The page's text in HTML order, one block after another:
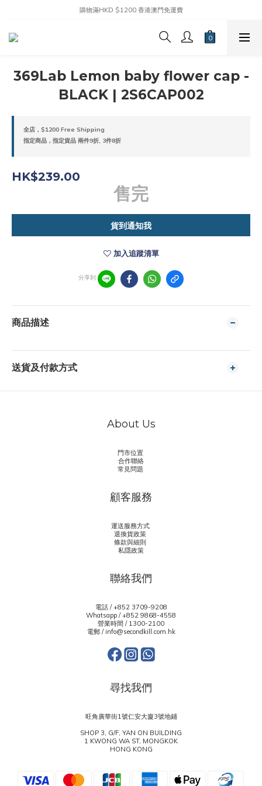
購物滿HKD $1200 香港澳門免運費
369Lab Lemon baby flower cap -
BLACK | 2S6CAP002
全店，$1200 Free Shipping
指定商品，指定貨品 兩件9折, 3件8折
HK$239.00
售完
貨到通知我
加入追蹤清單
分享到
商品描述
送貨及付款方式
About Us
門市位置
合作聯絡
常見問題
顧客服務
運送服務方式
退換貨政策
條款與細則
私隱政策
聯絡我們
電話 / +852 3709-9208
Whatsapp /+852 9868-4558
營業時間 / 1300-2100
電郵 / info@secondkill.com.hk
尋找我們
旺角廣華街1號仁安大廈3號地鋪
SHOP 3, G/F, YAN ON BUILDING
1 KWONG WA ST, MONGKOK
HONG KONG